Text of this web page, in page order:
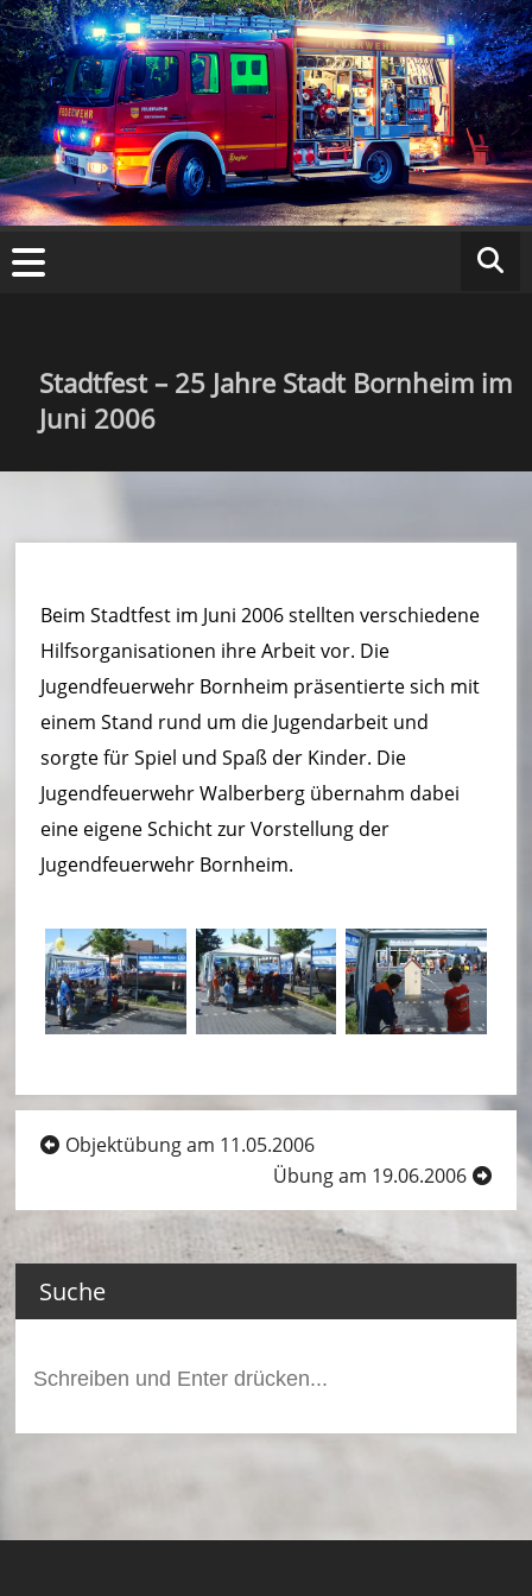
Zum
Inhalt
springen
Fr
ig
e
F
u
e
r
w
e
h
r
B
r
n
h
ei
m
L
ö
s
h
ei
Stadtfest – 25 Jahre Stadt Bornheim im
Juni 2006
Beim Stadtfest im Juni 2006 stellten verschiedene
Hilfsorganisationen ihre Arbeit vor. Die
Jugendfeuerwehr Bornheim präsentierte sich mit
einem Stand rund um die Jugendarbeit und
sorgte für Spiel und Spaß der Kinder. Die
Jugendfeuerwehr Walberberg übernahm dabei
eine eigene Schicht zur Vorstellung der
Jugendfeuerwehr Bornheim.
Beitragsnavigation
Objektübung am 11.05.2006
Übung am 19.06.2006
Suche
nach: